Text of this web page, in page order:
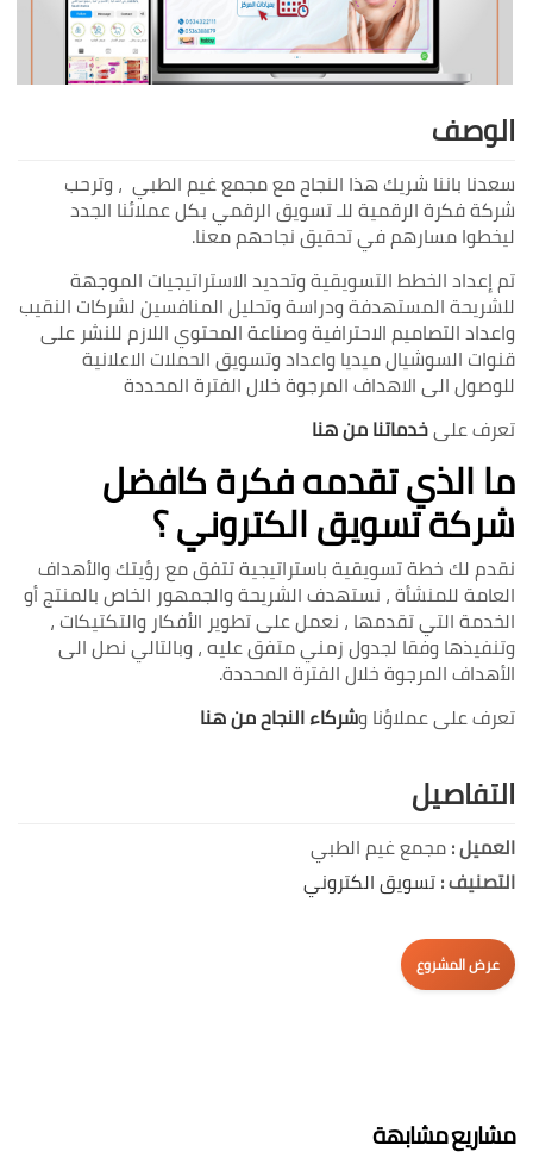
الوصف
سعدنا باننا شريك هذا النجاح مع مجمع غيم الطبي ، وترحب
شركة فكرة الرقمية للـ تسويق الرقمي بكل عملائنا الجدد
ليخطوا مسارهم في تحقيق نجاحهم معنا.
تم إعداد الخطط التسويقية وتحديد الاستراتيجيات الموجهة
للشريحة المستهدفة ودراسة وتحليل المنافسين لشركات النقيب
واعداد التصاميم الاحترافية وصناعة المحتوي اللازم للنشر على
قنوات السوشيال ميديا واعداد وتسويق الحملات الاعلانية
للوصول الى الاهداف المرجوة خلال الفترة المحددة
تعرف علىخدماتنا من هنا
ما الذي تقدمه فكرة كافضل
شركة تسويق الكتروني ؟
نقدم لك خطة تسويقية باستراتيجية تتفق مع رؤيتك والأهداف
العامة للمنشأة ، نستهدف الشريحة والجمهور الخاص بالمنتج أو
الخدمة التي تقدمها ، نعمل على تطوير الأفكار والتكتيكات ،
وتنفيذها وفقا لجدول زمني متفق عليه ، وبالتالي نصل الى
الأهداف المرجوة خلال الفترة المحددة.
تعرف على عملاؤنا وشركاء النجاح من هنا
التفاصيل
العميل :مجمع غيم الطبي
التصنيف :تسويق الكتروني
عرض المشروع
مشاريع مشابهة